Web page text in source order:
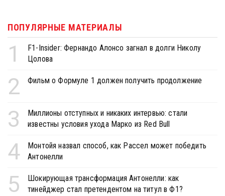
ПОПУЛЯРНЫЕ МАТЕРИАЛЫ
1
F1-Insider: Фернандо Алонсо загнал в долги Николу
Цолова
2 Фильм о Формуле 1 должен получить продолжение
3
Миллионы отступных и никаких интервью: стали
известны условия ухода Марко из Red Bull
4
Монтойя назвал способ, как Рассел может победить
Антонелли
5
Шокирующая трансформация Антонелли: как
тинейджер стал претендентом на титул в Ф1?